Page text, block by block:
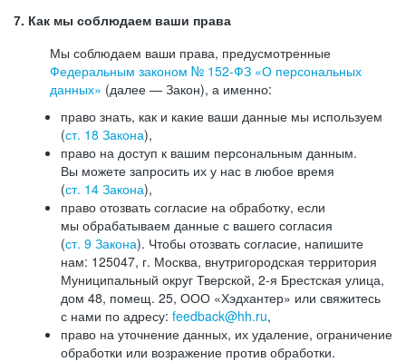
7. Как мы соблюдаем ваши права
Мы соблюдаем ваши права, предусмотренные
Федеральным законом № 152-ФЗ «О персональных
данных» (далее — Закон), а именно:
право знать, как и какие ваши данные мы используем
(ст. 18 Закона),
право на доступ к вашим персональным данным.
Вы можете запросить их у нас в любое время
(ст. 14 Закона),
право отозвать согласие на обработку, если
мы обрабатываем данные с вашего согласия
(ст. 9 Закона). Чтобы отозвать согласие, напишите
нам: 125047, г. Москва, внутригородская территория
Муниципальный округ Тверской, 2-я Брестская улица,
дом 48, помещ. 25, ООО «Хэдхантер» или свяжитесь
с нами по адресу: feedback@hh.ru,
право на уточнение данных, их удаление, ограничение
обработки или возражение против обработки.